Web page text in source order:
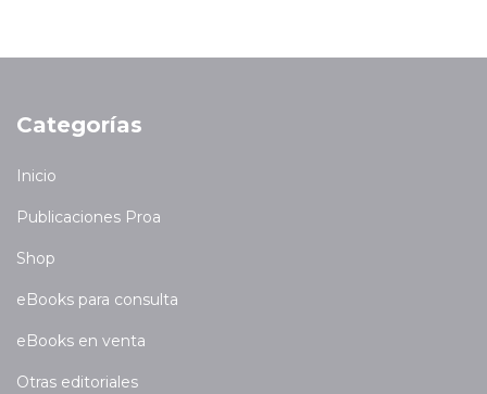
Categorías
Inicio
Publicaciones Proa
Shop
eBooks para consulta
eBooks en venta
Otras editoriales